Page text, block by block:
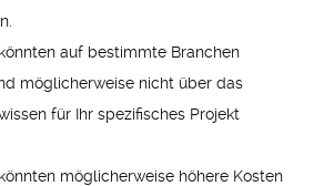
auf bestimmte Branchen
möglicherweise nicht über das
für Ihr spezifisches Projekt
möglicherweise höhere Kosten